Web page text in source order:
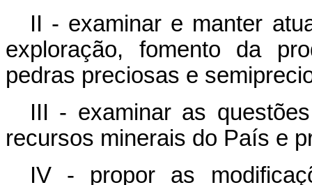
II - examinar e manter
exploração, fomento da
pedras preciosas e
III - examinar as
recursos minerais do País e
IV - propor as